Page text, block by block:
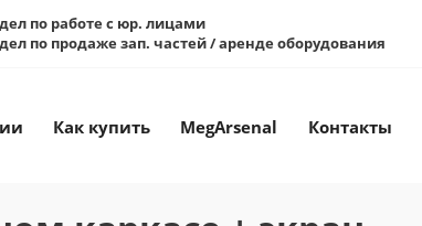
по работе с юр. лицами
по продаже зап. частей / аренде оборудования
Как купить MegArsenal Контакты